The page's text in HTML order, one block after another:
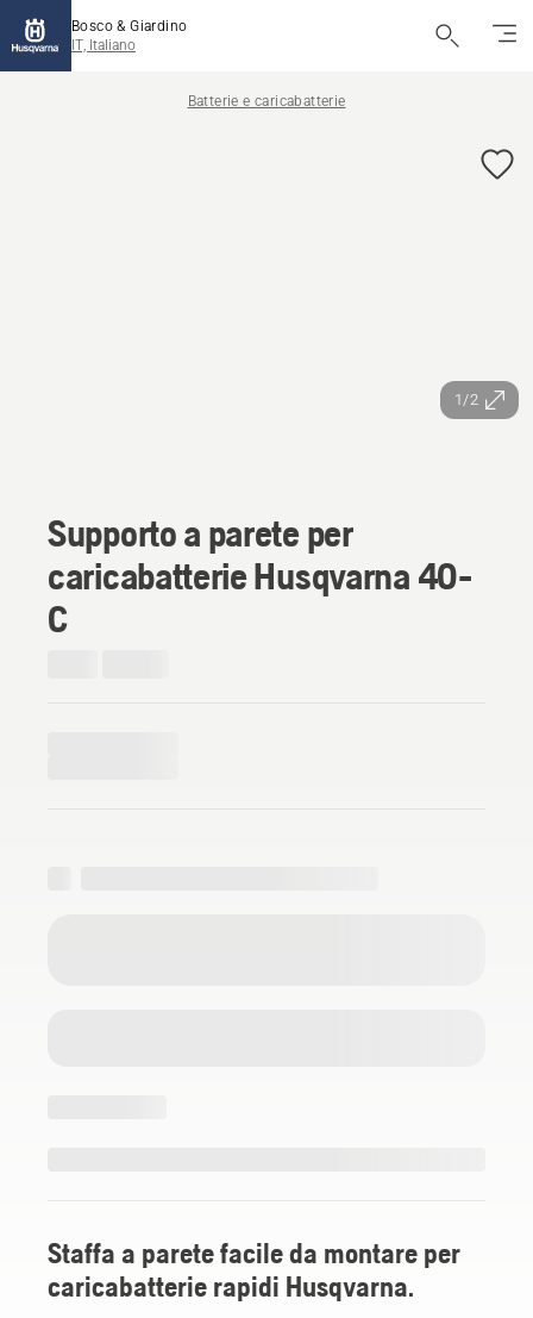
Bosco & Giardino
IT, Italiano
Batterie e caricabatterie
1/2
Supporto a parete per
caricabatterie Husqvarna 40-
C
Staffa a parete facile da montare per
caricabatterie rapidi Husqvarna.